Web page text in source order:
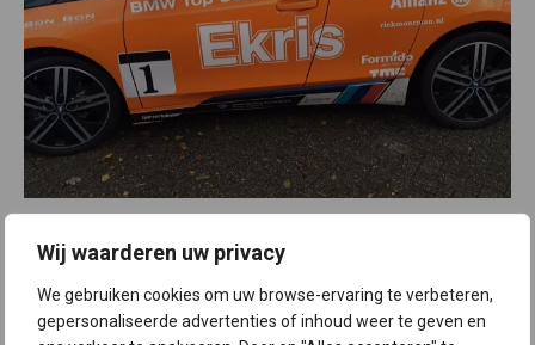
Wij waarderen uw privacy
We gebruiken cookies om uw browse-ervaring te verbeteren,
gepersonaliseerde advertenties of inhoud weer te geven en